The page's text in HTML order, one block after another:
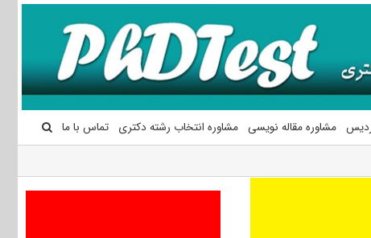
مشاوره مقاله نویسی مشاوره انتخاب رشته دکتری تماس با ما